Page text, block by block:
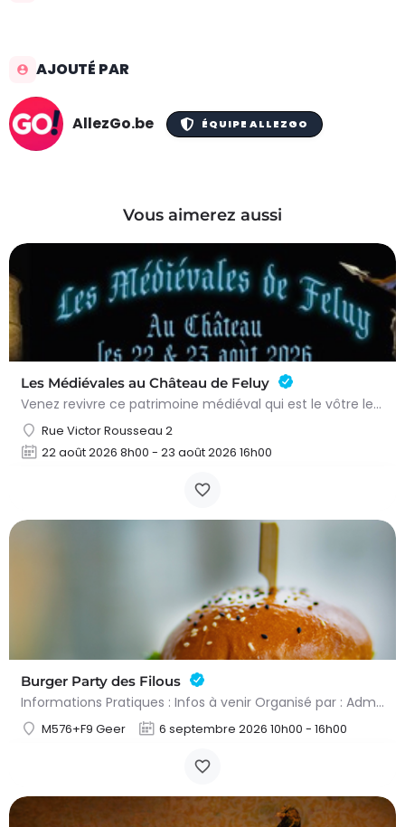
AJOUTÉ PAR
AllezGo.be ÉQUIPE ALLEZGO
Vous aimerez aussi
Les Médiévales au Château de Feluy
Venez revivre ce patrimoine médiéval qui est le vôtre le samedi 22 août de 11h00 à 21h00 et le dimanche 23…
Rue Victor Rousseau 2
22 août 2026 8h00 - 23 août 2026 16h00
Burger Party des Filous
Informations Pratiques : Infos à venir Organisé par : Administration communale de Geer
M576+F9 Geer 6 septembre 2026 10h00 - 16h00